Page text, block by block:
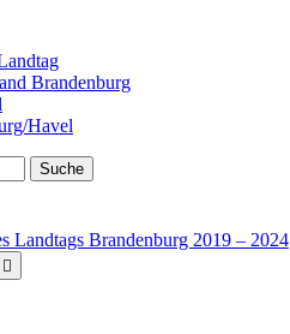
Brandenburg
Havel
Landtags Brandenburg 2019 – 2024